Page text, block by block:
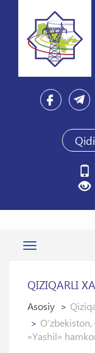
Toggle
QIZIQARLI
Asosiy
«Yashil»